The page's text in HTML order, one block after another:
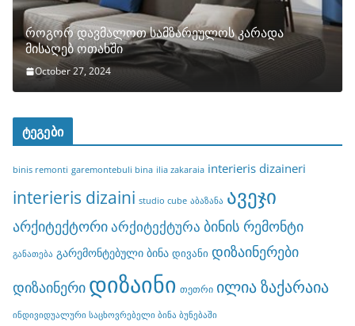
როგორ დავმალოთ სამზარეულოს კარადა
მისაღებ ოთახში
October 27, 2024
ტეგები
binis remonti garemontebuli bina ilia zakaraia interieris dizaineri
interieris dizaini studio cube აბაზანა ავეჯი
არქიტექტორიარქიტექტურა ბინის რემონტი
განათება გარემონტებული ბინა დივანი დიზაინერები
დიზაინერი დიზაინი თეთრი ილია ზაქარაია
ინდივიდუალური საცხოვრებელი ბინა ბუნებაში